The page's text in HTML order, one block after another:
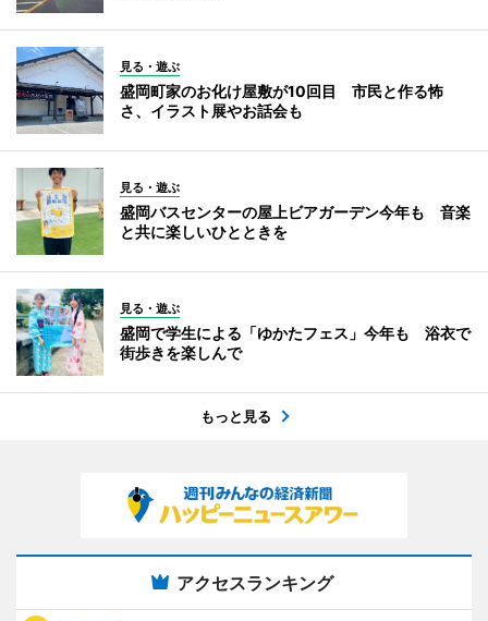
見る・遊ぶ
盛岡町家のお化け屋敷が10回目 市民と作る怖
さ、イラスト展やお話会も
見る・遊ぶ
盛岡バスセンターの屋上ビアガーデン今年も 音楽
と共に楽しいひとときを
見る・遊ぶ
盛岡で学生による「ゆかたフェス」今年も 浴衣で
街歩きを楽しんで
もっと見る
アクセスランキング